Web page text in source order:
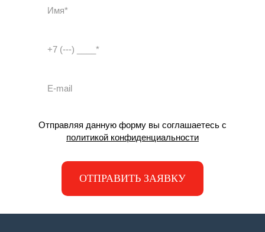
Отправляя данную форму вы соглашаетесь с
политикой конфиденциальности
ОТПРАВИТЬ ЗАЯВКУ